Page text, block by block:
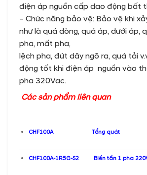
điện áp nguồn cấp dao động bất
– Chức năng bảo vệ: Bảo vệ khi
như là quá dòng, quá áp, dưới áp,
pha, mất pha,
lệch pha, đứt dây ngõ ra, quá tải
động tốt khi điện áp nguồn vào
pha 320Vac.
Các sản phẩm liên quan
CHF100A Tổng quát
CHF100A-1R5G-S2 Biến tần 1 pha